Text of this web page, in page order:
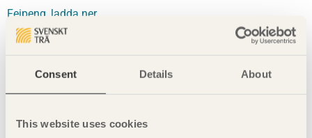
Consent Details About
This website uses cookies
Feipeng, ladda ner
Dela denna sida: